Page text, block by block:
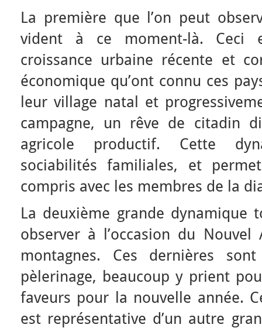
La première que l’on peut
vident à ce moment-là. Ceci
croissance urbaine récente et
économique qu’ont connu ces
leur village natal et
campagne, un rêve de citadin
agricole productif. Cette
sociabilités familiales, et
compris avec les membres de la
La deuxième grande dynamique
observer à l’occasion du
montagnes. Ces dernières
pèlerinage, beaucoup y prient
faveurs pour la nouvelle année.
est représentative d’un autre